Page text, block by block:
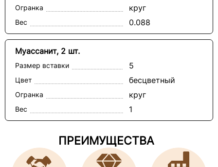
Огранка круг
Вес 0.088
Муассанит, 2 шт.
Размер вставки 5
Цвет бесцветный
Огранка круг
Вес 1
ПРЕИМУЩЕСТВА